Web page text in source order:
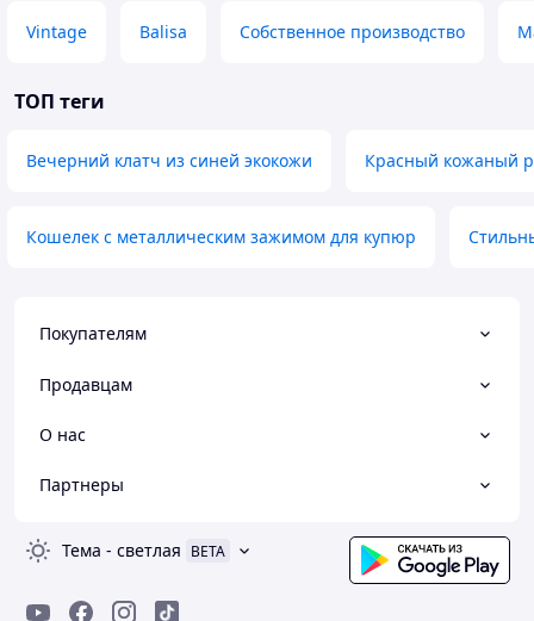
Vintage Balisa Собственное производство
ТОП теги
Вечерний клатч из синей экокожи Красный кожаный
Кошелек с металлическим зажимом для купюр
Покупателям
Продавцам
О нас
Партнеры
Тема - светлая BETA